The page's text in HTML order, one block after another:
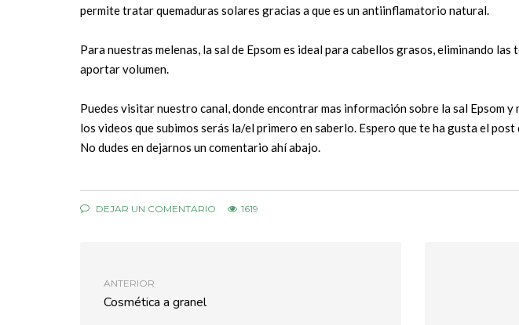
permite tratar quemaduras solares gracias a que es un antiinflamatorio natural.
Para nuestras melenas, la sal de Epsom es ideal para cabellos grasos, eliminando
aportar volumen.
Puedes visitar nuestro canal, donde encontrar mas información sobre la sal Epsom
los videos que subimos serás la/el primero en saberlo. Espero que te ha gusta el
No dudes en dejarnos un comentario ahí abajo.
DEJAR UN COMENTARIO 1619
ANTERIOR
Cosmética a granel